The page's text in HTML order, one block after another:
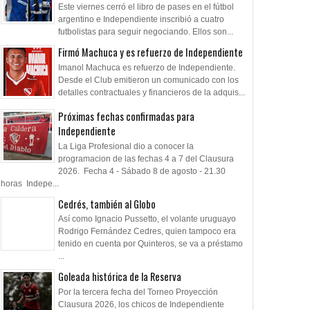
Este viernes cerró el libro de pases en el fútbol
argentino e Independiente inscribió a cuatro
futbolistas para seguir negociando. Ellos son...
Firmó Machuca y es refuerzo de Independiente
Imanol Machuca es refuerzo de Independiente.
Desde el Club emitieron un comunicado con los
detalles contractuales y financieros de la adquis...
Próximas fechas confirmadas para
Independiente
La Liga Profesional dio a conocer la
programacion de las fechas 4 a 7 del Clausura
2026. Fecha 4 - Sábado 8 de agosto - 21.30
horas Indepe...
Cedrés, también al Globo
Así como Ignacio Pussetto, el volante uruguayo
Rodrigo Fernández Cedres, quien tampoco era
tenido en cuenta por Quinteros, se va a préstamo
...
Goleada histórica de la Reserva
Por la tercera fecha del Torneo Proyección
Clausura 2026, los chicos de Independiente